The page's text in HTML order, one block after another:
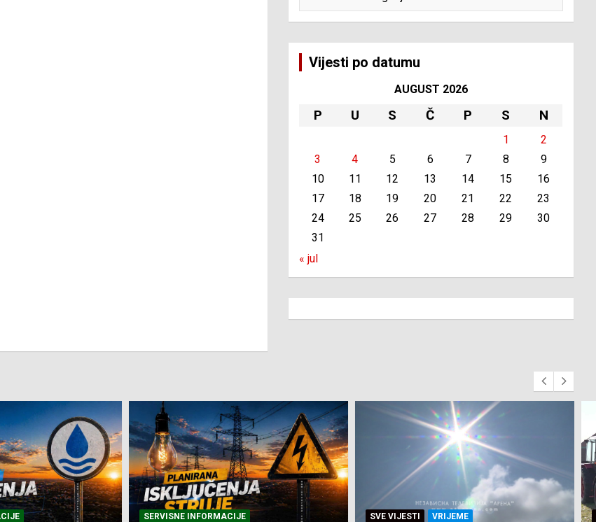
Vijesti po datumu
AUGUST 2026
P U S Č P S N
1
2
3
4 5 6 7 8
9
10
11 12 13 14 15
16
17
18 19 20 21 22
23
24
25 26 27 28 29
30
31
« jul
SVE VIJESTI VRIJEME SVE VIJESTI ZEMLJA